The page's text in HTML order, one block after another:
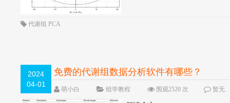
代谢组PCA
2024
04-01
免费的代谢组数据分析软件有哪些？
萌小白 组学教程 围观2520 次 暂无